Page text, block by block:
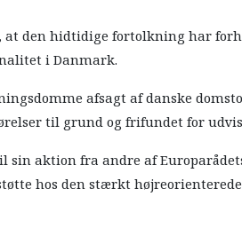
at den hidtidige fortolkning har
i Danmark.
afsagt af danske
til grund og frifundet for
sin aktion fra andre af
hos den stærkt højreorienterede